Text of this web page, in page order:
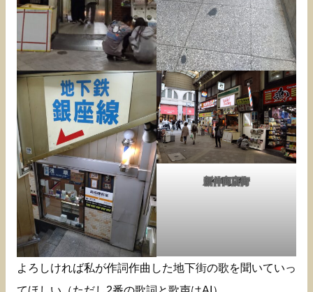
新仲商店街
よろしければ私が作詞作曲した地下街の歌を聞いていっ